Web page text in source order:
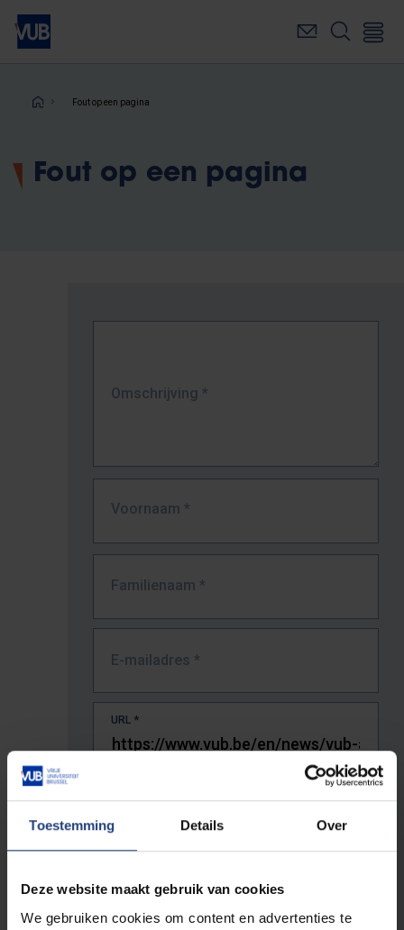
Toestemming Details Over
Deze website maakt gebruik van cookies
We gebruiken cookies om content en advertenties te
Overslaan
naar
inhoudKruimelpad
Fout op een pagina
Fout op een pagina
Omschrijving *
Voornaam *
Familienaam *
E-mailadres *
URL *
De volledige URL van de pagina waar je de fout zag.